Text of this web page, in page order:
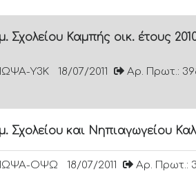
Σχολείου Καμπής οικ. έτους
Υ3Κ 18/07/2011 Αρ. Πρωτ.:
και Νηπιαγωγείου
ΟΨΩ 18/07/2011 Αρ. Πρωτ.: